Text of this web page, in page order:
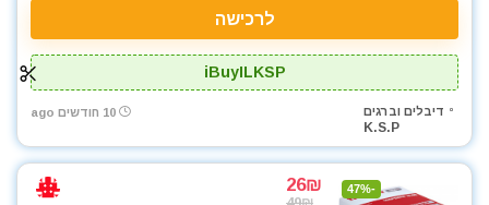
לרכישה
iBuyILKSP
דיבלים וברגים
K.S.P
10 חודשים ago
-47%
26₪